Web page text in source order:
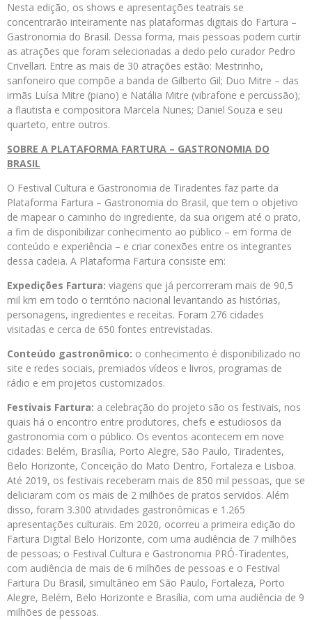
Nesta edição, os shows e apresentações teatrais se
concentrarão inteiramente nas plataformas digitais do Fartura –
Gastronomia do Brasil. Dessa forma, mais pessoas podem curtir
as atrações que foram selecionadas a dedo pelo curador Pedro
Crivellari. Entre as mais de 30 atrações estão: Mestrinho,
sanfoneiro que compõe a banda de Gilberto Gil; Duo Mitre – das
irmãs Luísa Mitre (piano) e Natália Mitre (vibrafone e percussão);
a flautista e compositora Marcela Nunes; Daniel Souza e seu
quarteto, entre outros.
SOBRE A PLATAFORMA FARTURA – GASTRONOMIA DO
BRASIL
O Festival Cultura e Gastronomia de Tiradentes faz parte da
Plataforma Fartura – Gastronomia do Brasil, que tem o objetivo
de mapear o caminho do ingrediente, da sua origem até o prato,
a fim de disponibilizar conhecimento ao público – em forma de
conteúdo e experiência – e criar conexões entre os integrantes
dessa cadeia. A Plataforma Fartura consiste em:
Expedições Fartura: viagens que já percorreram mais de 90,5
mil km em todo o território nacional levantando as histórias,
personagens, ingredientes e receitas. Foram 276 cidades
visitadas e cerca de 650 fontes entrevistadas.
Conteúdo gastronômico: o conhecimento é disponibilizado no
site e redes sociais, premiados vídeos e livros, programas de
rádio e em projetos customizados.
Festivais Fartura: a celebração do projeto são os festivais, nos
quais há o encontro entre produtores, chefs e estudiosos da
gastronomia com o público. Os eventos acontecem em nove
cidades: Belém, Brasília, Porto Alegre, São Paulo, Tiradentes,
Belo Horizonte, Conceição do Mato Dentro, Fortaleza e Lisboa.
Até 2019, os festivais receberam mais de 850 mil pessoas, que se
deliciaram com os mais de 2 milhões de pratos servidos. Além
disso, foram 3.300 atividades gastronômicas e 1.265
apresentações culturais. Em 2020, ocorreu a primeira edição do
Fartura Digital Belo Horizonte, com uma audiência de 7 milhões
de pessoas; o Festival Cultura e Gastronomia PRÓ-Tiradentes,
com audiência de mais de 6 milhões de pessoas e o Festival
Fartura Du Brasil, simultâneo em São Paulo, Fortaleza, Porto
Alegre, Belém, Belo Horizonte e Brasília, com uma audiência de 9
milhões de pessoas.